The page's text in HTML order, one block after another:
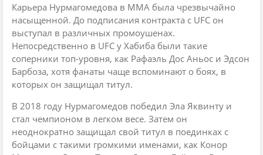
Карьера Нурмагомедова в ММА была чрезвычайно
насыщенной. До подписания контракта с UFC он
выступал в различных промоушенах.
Непосредственно в UFC у Хабиба были такие
соперники топ-уровня, как Рафаэль Дос Аньос и Эдсон
Барбоза, хотя фанаты чаще вспоминают о боях, в
которых он защищал титул.
В 2018 году Нурмагомедов победил Эла Яквинту и
стал чемпионом в легком весе. Затем он
неоднократно защищал свой титул в поединках с
бойцами с такими громкими именами, как Конор